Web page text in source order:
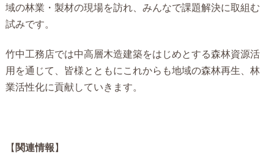
域の林業・製材の現場を訪れ、みんなで課題解決に取組む
試みです。
竹中工務店では中高層木造建築をはじめとする森林資源活
用を通じて、皆様とともにこれからも地域の森林再生、林
業活性化に貢献していきます。
【 関連情報 】